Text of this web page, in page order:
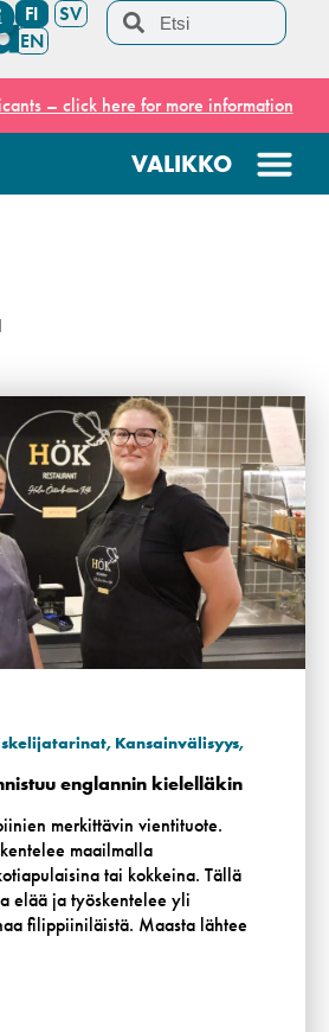
FI
SV
EN
– click here for more information
, Kansainvälisyys,
englannin kielelläkin
merkittävin vientituote.
maailmalla
tai kokkeina. Tällä
elää ja työskentelee yli
filippiiniläistä. Maasta lähtee